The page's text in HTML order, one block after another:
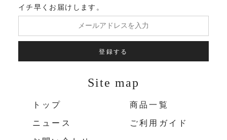
イチ早くお届けします。
登録する
Site map
トップ 商品一覧
ニュース ご利用ガイド